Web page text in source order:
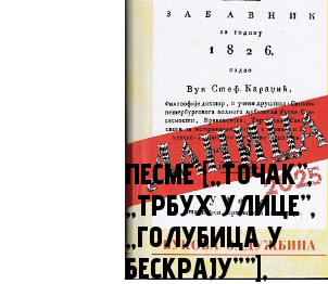
ПЕСМЕ [„TOЧАК”,
„ТРБУХ УЛИЦЕ”,
„ГОЛУБИЦА У
БЕСКРАЈУ””],